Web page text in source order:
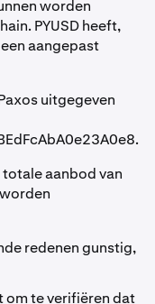
worden
PYUSD heeft,
aangepast
uitgegeven
totale aanbod van
worden
redenen gunstig,
om te verifiëren dat